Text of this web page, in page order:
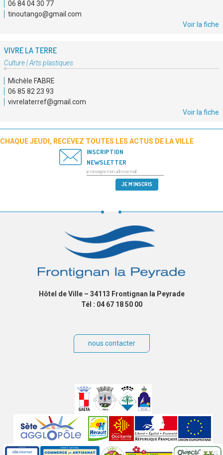
06 84 04 30 77
tinoutango@gmail.com
Voir la fiche
VIVRE LA TERRE
Type
:
Culture|Arts plastiques
Michèle FABRE
06 85 82 23 93
vivrelaterref@gmail.com
Voir la fiche
CHAQUE JEUDI, RECEVEZ TOUTES LES ACTUS DE LA VILLE
INSCRIPTION
NEWSLETTER
Hôtel de Ville – 34113 Frontignan la Peyrade
Tél : 04 67 18 50 00
nous contacter
partenaires
Labels